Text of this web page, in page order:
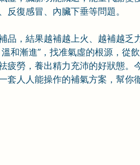
反復感冒、內臟下垂等問題。
品，結果越補越上火、越補越乏
和漸進”，找准氣虛的根源，從
疲勞，養出精力充沛的好狀態。
人人能操作的補氣方案，幫你徹